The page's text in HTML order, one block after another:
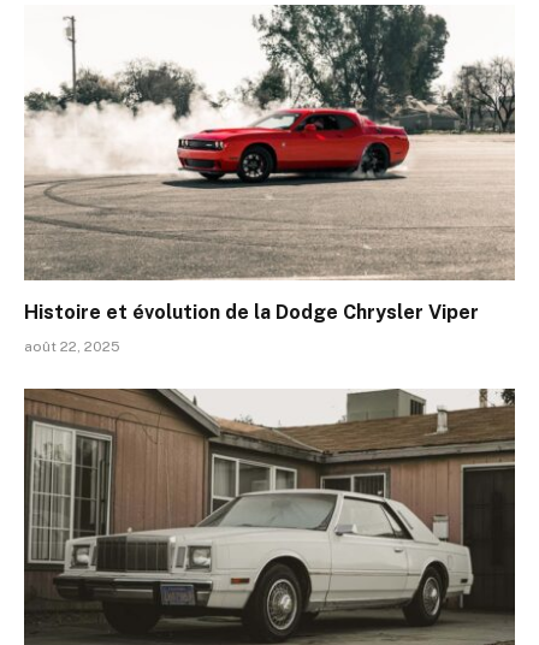
Histoire et évolution de la Dodge Chrysler Viper
août 22, 2025